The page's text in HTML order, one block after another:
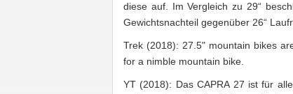
diese auf. Im Vergleich zu 29“
Gewichtsnachteil gegenüber 26“
Trek (2018): 27.5" mountain bikes
for a nimble mountain bike.
YT (2018): Das CAPRA 27 ist für